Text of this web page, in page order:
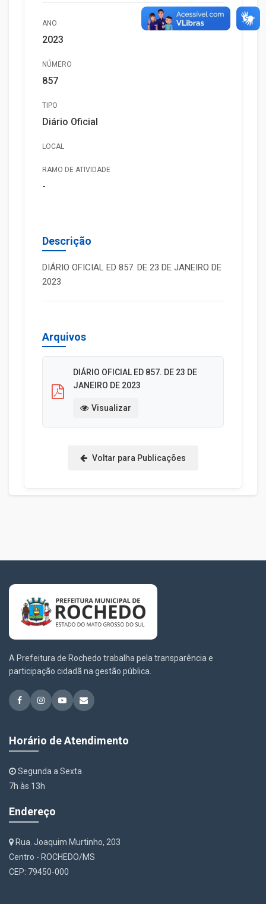
ANO
2023
NÚMERO
857
TIPO
Diário Oficial
LOCAL
RAMO DE ATIVIDADE
-
Descrição
DIÁRIO OFICIAL ED 857. DE 23 DE JANEIRO DE
2023
Arquivos
DIÁRIO OFICIAL ED 857. DE 23 DE
JANEIRO DE 2023
Visualizar
Voltar para Publicações
A Prefeitura de Rochedo trabalha pela transparência e
participação cidadã na gestão pública.
Horário de Atendimento
Segunda a Sexta
7h às 13h
Endereço
Rua. Joaquim Murtinho, 203
Centro - ROCHEDO/MS
CEP: 79450-000